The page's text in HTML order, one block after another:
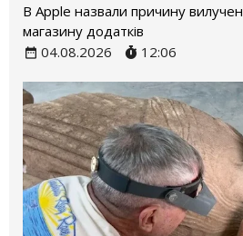
В Apple назвали причину
магазину додатків
04.08.2026
12:06